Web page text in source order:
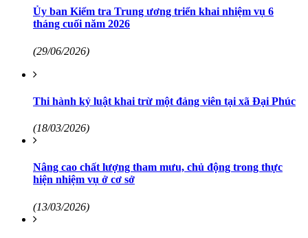
Ủy ban Kiểm tra Trung ương triển khai nhiệm vụ 6
tháng cuối năm 2026
(29/06/2026)
Thi hành kỷ luật khai trừ một đảng viên tại xã Đại Phúc
(18/03/2026)
Nâng cao chất lượng tham mưu, chủ động trong thực
hiện nhiệm vụ ở cơ sở
(13/03/2026)